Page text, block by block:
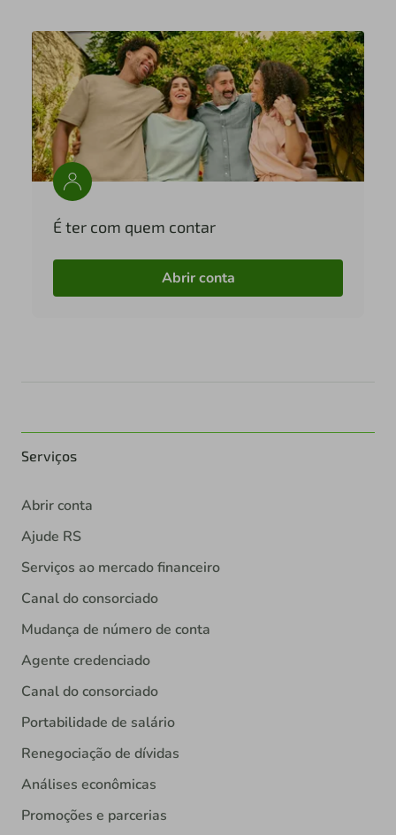
É ter com quem contar
Abrir conta
Serviços
Abrir conta
Ajude RS
Serviços ao mercado financeiro
Canal do consorciado
Mudança de número de conta
Agente credenciado
Canal do consorciado
Portabilidade de salário
Renegociação de dívidas
Análises econômicas
Promoções e parcerias